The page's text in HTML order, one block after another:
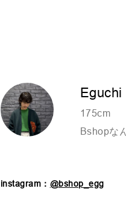
Eguchi
175cm
Bshopな
instagram： @bshop_egg